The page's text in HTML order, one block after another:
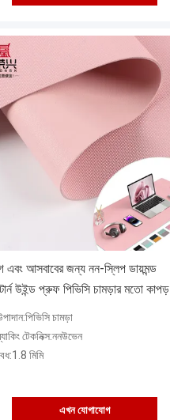
এবং আসবাবের জন্য নন-স্লিপ ডায়মন্ড
উইন্ড প্রুফ পিভিসি চামড়ার মতো কাপড়
চামড়া
টেকনিক্স:ননউভেন
মিমি
এখন যোগাযোগ